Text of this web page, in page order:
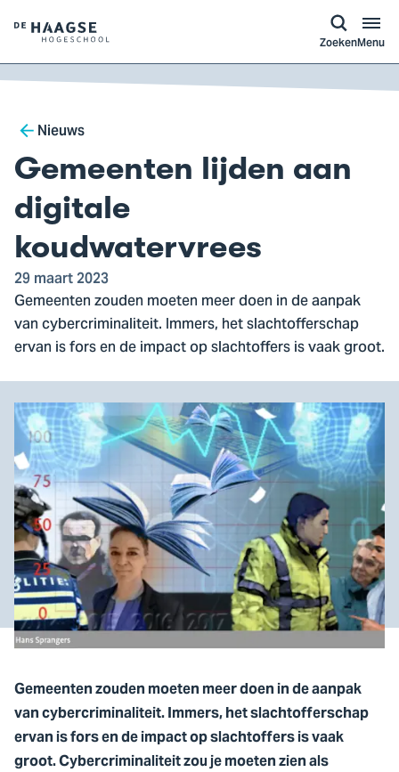
Logo
van
De
Hogeschool,
ga
naar
de
homepagina
ZoekenMenu
Breadcrumb
Nieuws
Gemeenten lijden aan
digitale
koudwatervrees
29 maart 2023
Gemeenten zouden moeten meer doen in de aanpak
van cybercriminaliteit. Immers, het slachtofferschap
ervan is fors en de impact op slachtoffers is vaak groot.
Gemeenten zouden moeten meer doen in de aanpak
van cybercriminaliteit. Immers, het slachtofferschap
ervan is fors en de impact op slachtoffers is vaak
groot. Cybercriminaliteit zou je moeten zien als